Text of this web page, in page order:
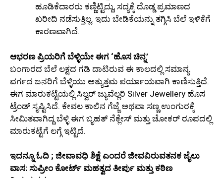
ಹೂಡಿಕೆದಾರರು ಕಣ್ಣಿಟ್ಟಿದ್ದು, ಸದ್ಯಕ್ಕೆ ದೊಡ್ಡ ಪ್ರಮಾಣದ
ಖರೀದಿ ನಡೆಸುತ್ತಿಲ್ಲ. ಇದು ಬೇಡಿಕೆಯನ್ನು ತಗ್ಗಿಸಿ ಬೆಲೆ ಇಳಿಕೆಗೆ
ಕಾರಣವಾಗಿದೆ.
ಆಭರಣ ಪ್ರಿಯರಿಗೆ ಬೆಳ್ಳಿಯೇ ಈಗ ‘ಹೊಸ ಚಿನ್ನ’
ಬಂಗಾರದ ಬೆಲೆ ಲಕ್ಷದ ಗಡಿ ದಾಟಿರುವ ಈ ಕಾಲದಲ್ಲಿ ಸಮಾನ್ಯ
ವರ್ಗದ ಜನರಿಗೆ ಬೆಳ್ಳಿಯು ಅತ್ಯುತ್ತಮ ಪರ್ಯಾಯವಾಗಿ ಕಾಣಿಸುತ್ತಿದೆ.
ಈಗ ಮಾರುಕಟ್ಟೆಯಲ್ಲಿ ಸಿಲ್ವರ್ ಜ್ಯುವೆಲ್ಲರಿ Silver Jewellery ಹೊಸ
ಟ್ರೆಂಡ್ ಸೃಷ್ಟಿಸಿದೆ. ಕೇವಲ ಕಾಲಿನ ಗೆಜ್ಜೆ ಅಥವಾ ಸಣ್ಣ ಉಂಗುರಕ್ಕೆ
ಸೀಮಿತವಾಗಿದ್ದ ಬೆಳ್ಳಿ ಈಗ ಬೃಹತ್ ನೆಕ್ಲೇಸ್ ಮತ್ತು ಚೋಕರ್ ರೂಪದಲ್ಲಿ
ಮಾರುಕಟ್ಟೆಗೆ ಲಗ್ಗೆ ಇಟ್ಟಿದೆ.
ಇದನ್ನೂ ಓದಿ ; ಜೀವಾವಧಿ ಶಿಕ್ಷೆ ಎಂದರೆ ಜೀವವಿರುವತನಕ ಜೈಲು
ವಾಸ: ಸುಪ್ರೀಂ ಕೋರ್ಟ್ ಮಹತ್ವದ ತೀರ್ಪು ಮತ್ತು ಕಠಿಣ